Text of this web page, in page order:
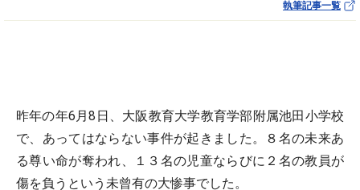
執筆記事一覧
昨年の年6月8日、大阪教育大学教育学部附属池田小学校
で、あってはならない事件が起きました。８名の未来あ
る尊い命が奪われ、１３名の児童ならびに２名の教員が
傷を負うという未曾有の大惨事でした。